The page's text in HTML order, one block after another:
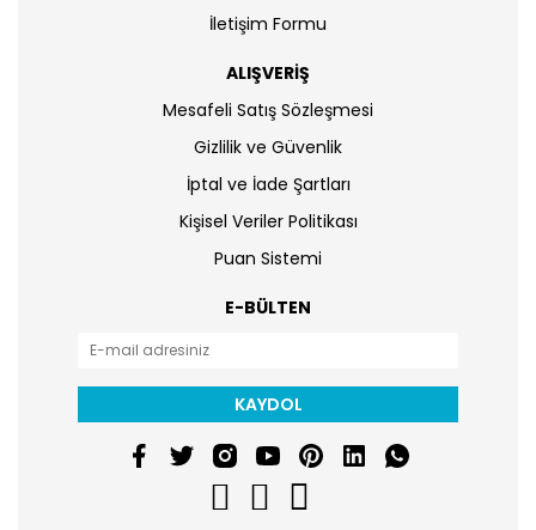
İletişim Formu
ALIŞVERİŞ
Mesafeli Satış Sözleşmesi
Gizlilik ve Güvenlik
İptal ve İade Şartları
Kişisel Veriler Politikası
Puan Sistemi
E-BÜLTEN
KAYDOL